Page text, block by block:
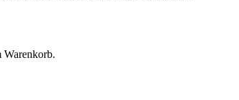
Warenkorb.